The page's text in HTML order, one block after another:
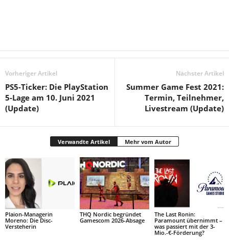
Vorheriger Artikel
PS5-Ticker: Die PlayStation
5-Lage am 10. Juni 2021
(Update)
Nächster Artikel
Summer Game Fest 2021:
Termin, Teilnehmer,
Livestream (Update)
Verwandte Artikel Mehr vom Autor
Plaion-Managerin
Moreno: Die Disc-
Versteherin
THQ Nordic begründet
Gamescom 2026-Absage
The Last Ronin:
Paramount übernimmt –
was passiert mit der 3-
Mio.-€-Förderung?